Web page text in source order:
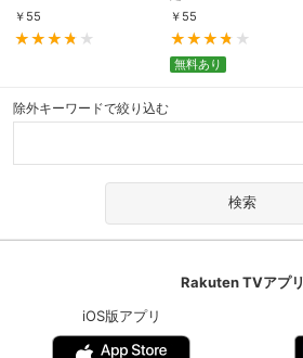
￥ 55
￥ 55
無料あり
除外キーワードで絞り込む
Rakuten TVアプリ
iOS版アプリ